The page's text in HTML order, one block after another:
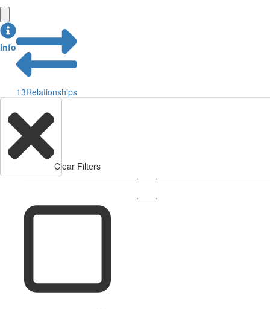
Info
13Relationships
Clear Filters